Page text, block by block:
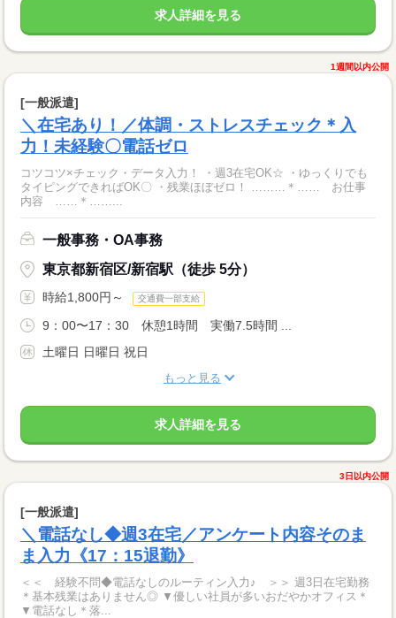
求人詳細を見る
1週間以内公開
[一般派遣]
＼在宅あり！／体調・ストレスチェック＊入
力！未経験〇電話ゼロ
コツコツ×チェック・データ入力！ ・週3在宅OK☆ ・ゆっくりでも
タイピングできればOK〇 ・残業ほぼゼロ！ ………＊…… お仕事
内容 ……＊……...
一般事務・OA事務
東京都新宿区/新宿駅（徒歩 5分）
時給1,800円～ 交通費一部支給
9：00〜17：30 休憩1時間 実働7.5時間 ...
土曜日 日曜日 祝日
もっと見る
求人詳細を見る
3日以内公開
[一般派遣]
＼電話なし◆週3在宅／アンケート内容そのま
ま入力《17：15退勤》
＜＜ 経験不問◆電話なしのルーティン入力♪ ＞＞ 週3日在宅勤務
＊基本残業はありません◎ ▼優しい社員が多いおだやかオフィス＊
▼電話なし＊落...